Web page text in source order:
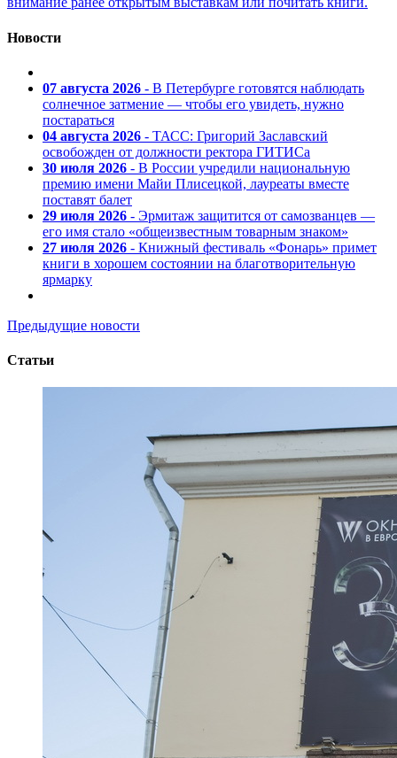
Новости
07 августа 2026 - В Петербурге готовятся наблюдать
солнечное затмение — чтобы его увидеть, нужно
постараться
04 августа 2026 - ТАСС: Григорий Заславский
освобожден от должности ректора ГИТИСа
30 июля 2026 - В России учредили национальную
премию имени Майи Плисецкой, лауреаты вместе
поставят балет
29 июля 2026 - Эрмитаж защитится от самозванцев —
его имя стало «общеизвестным товарным знаком»
27 июля 2026 - Книжный фестиваль «Фонарь» примет
книги в хорошем состоянии на благотворительную
ярмарку
Предыдущие новости
Статьи